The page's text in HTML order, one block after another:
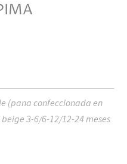
(pana confeccionada en
beige 3-6/6-12/12-24 meses